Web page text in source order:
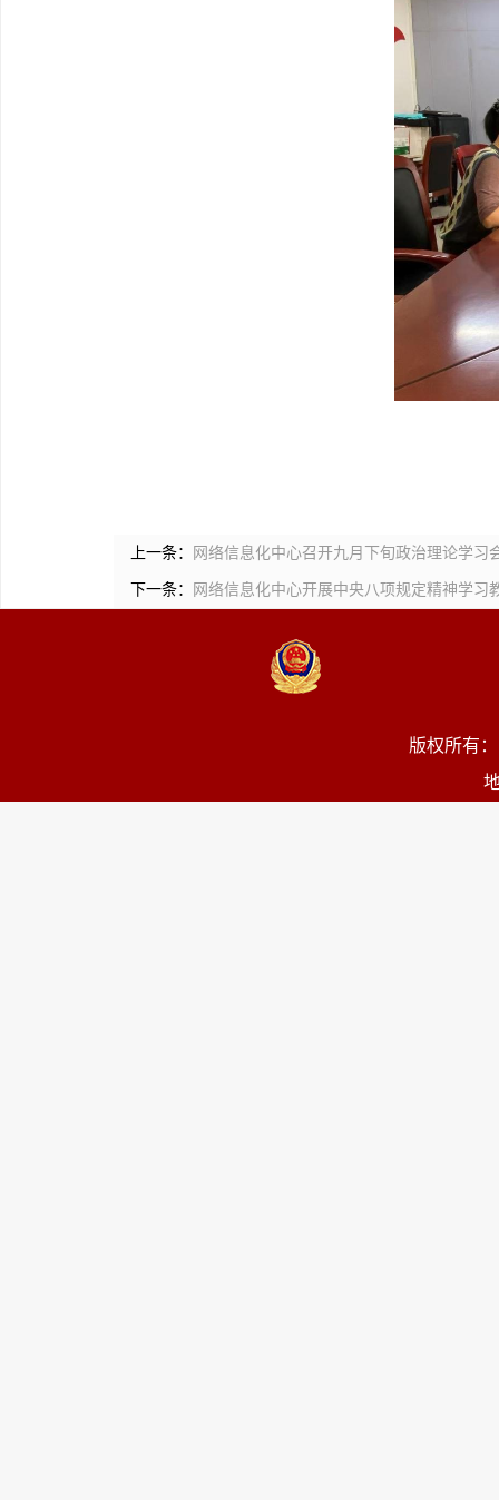
上一条： 网络信息化中心召开九月下旬政治理论学习
下一条： 网络信息化中心开展中央八项规定精神学习
版权所有